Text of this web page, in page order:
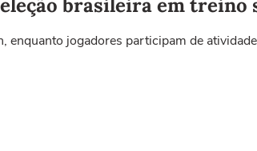
brasileira em treino
jogadores participam de